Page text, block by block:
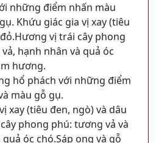
những điểm nhấn màu
Khứu giác gia vị xay (tiêu
vị trái cây phong
hạnh nhân và quả óc
hương.
hổ phách với những điểm
màu gỗ gụ.
xay (tiêu đen, ngò) và dâu
phong phú: tương vả và
óc chó.Sáp ong và gỗ